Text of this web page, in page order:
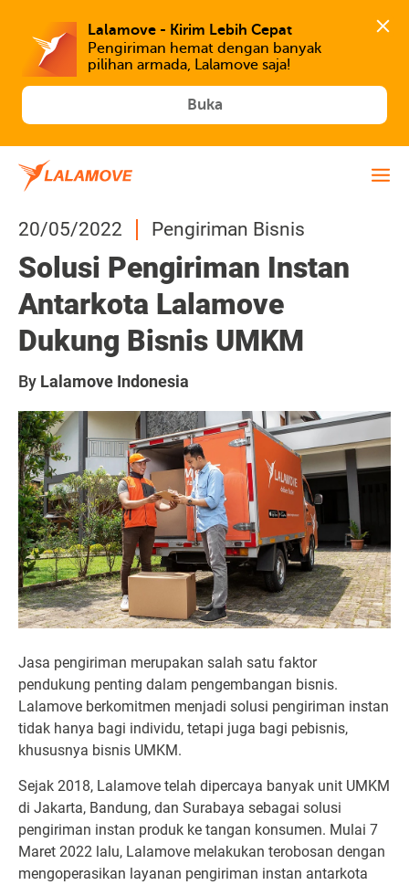
Lalamove - Kirim Lebih Cepat
Pengiriman hemat dengan banyak
Buka
20/05/2022 Pengiriman Bisnis
Solusi Pengiriman Instan
Antarkota Lalamove
Dukung Bisnis UMKM
By Lalamove Indonesia
Jasa pengiriman merupakan salah satu faktor
pendukung penting dalam pengembangan bisnis.
Lalamove berkomitmen menjadi solusi pengiriman instan
tidak hanya bagi individu, tetapi juga bagi pebisnis,
khususnya bisnis UMKM.
Sejak 2018, Lalamove telah dipercaya banyak unit UMKM
di Jakarta, Bandung, dan Surabaya sebagai solusi
pengiriman instan produk ke tangan konsumen. Mulai 7
Maret 2022 lalu, Lalamove melakukan terobosan dengan
mengoperasikan layanan pengiriman instan antarkota